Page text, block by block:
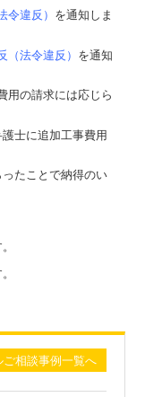
令違反） を通知しま
（法令違反） を通知
用の請求には応じら
士に追加工事費用
たことで納得のい
相談事例一覧へ